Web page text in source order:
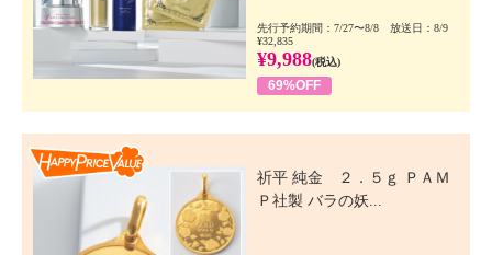
先行予約期間：7/27〜8/8 放送日：8/9
¥32,835
¥9,988(税込)
69%OFF
祈平 純金 ２．５ｇ ＰＡＭ
Ｐ社製 バラの妖...